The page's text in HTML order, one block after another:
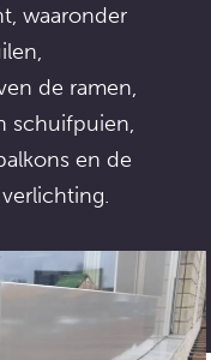
waaronder
de ramen,
schuifpuien,
en de